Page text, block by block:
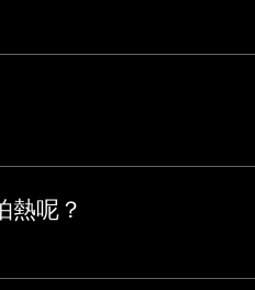
熱呢？